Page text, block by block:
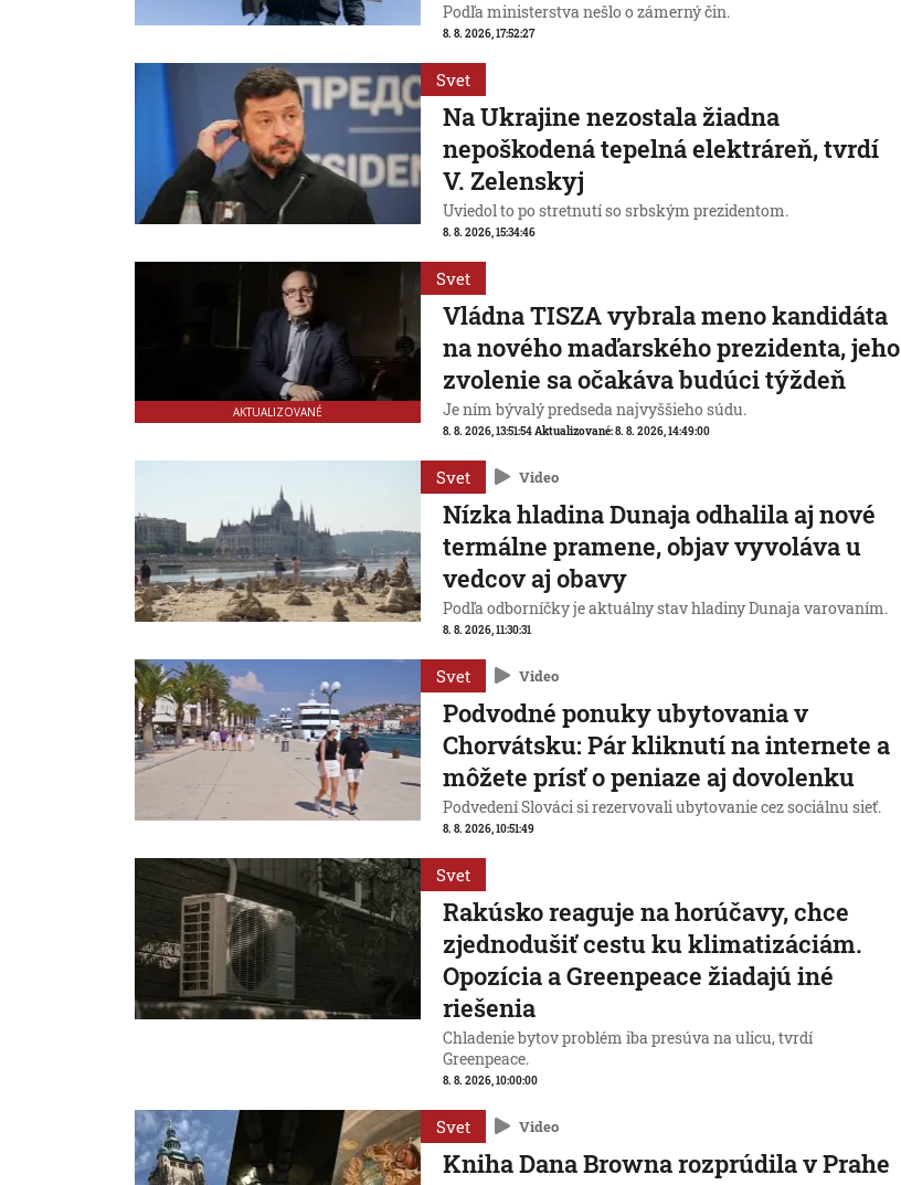
Podľa ministerstva nešlo o zámerný čin.
8. 8. 2026, 17:52:27
Svet
Na Ukrajine nezostala žiadna
nepoškodená tepelná elektráreň, tvrdí
V. Zelenskyj
Uviedol to po stretnutí so srbským prezidentom.
8. 8. 2026, 15:34:46
AKTUALIZOVANÉ
Svet
Vládna TISZA vybrala meno kandidáta
na nového maďarského prezidenta, jeho
zvolenie sa očakáva budúci týždeň
Je ním bývalý predseda najvyššieho súdu.
8. 8. 2026, 13:51:54Aktualizované:8. 8. 2026, 14:49:00
Svet Video
Nízka hladina Dunaja odhalila aj nové
termálne pramene, objav vyvoláva u
vedcov aj obavy
Podľa odborníčky je aktuálny stav hladiny Dunaja varovaním.
8. 8. 2026, 11:30:31
Svet Video
Podvodné ponuky ubytovania v
Chorvátsku: Pár kliknutí na internete a
môžete prísť o peniaze aj dovolenku
Podvedení Slováci si rezervovali ubytovanie cez sociálnu sieť.
8. 8. 2026, 10:51:49
Svet
Rakúsko reaguje na horúčavy, chce
zjednodušiť cestu ku klimatizáciám.
Opozícia a Greenpeace žiadajú iné
riešenia
Chladenie bytov problém iba presúva na ulicu, tvrdí
Greenpeace.
8. 8. 2026, 10:00:00
Svet Video
Kniha Dana Browna rozprúdila v Prahe